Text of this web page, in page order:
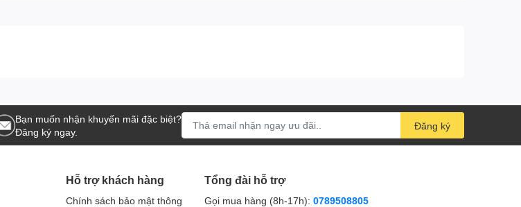
Bạn muốn nhận khuyến mãi đặc biệt?
Đăng ký ngay.
Đăng ký
Hỗ trợ khách hàng
Chính sách bảo mật thông
Tổng đài hỗ trợ
Gọi mua hàng (8h-17h): 0789508805